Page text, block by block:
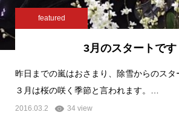
featured
3月のスタートです
昨日までの嵐はおさまり、除雪からのスタ
３月は桜の咲く季節と言われます。…
2016.03.2 34 view